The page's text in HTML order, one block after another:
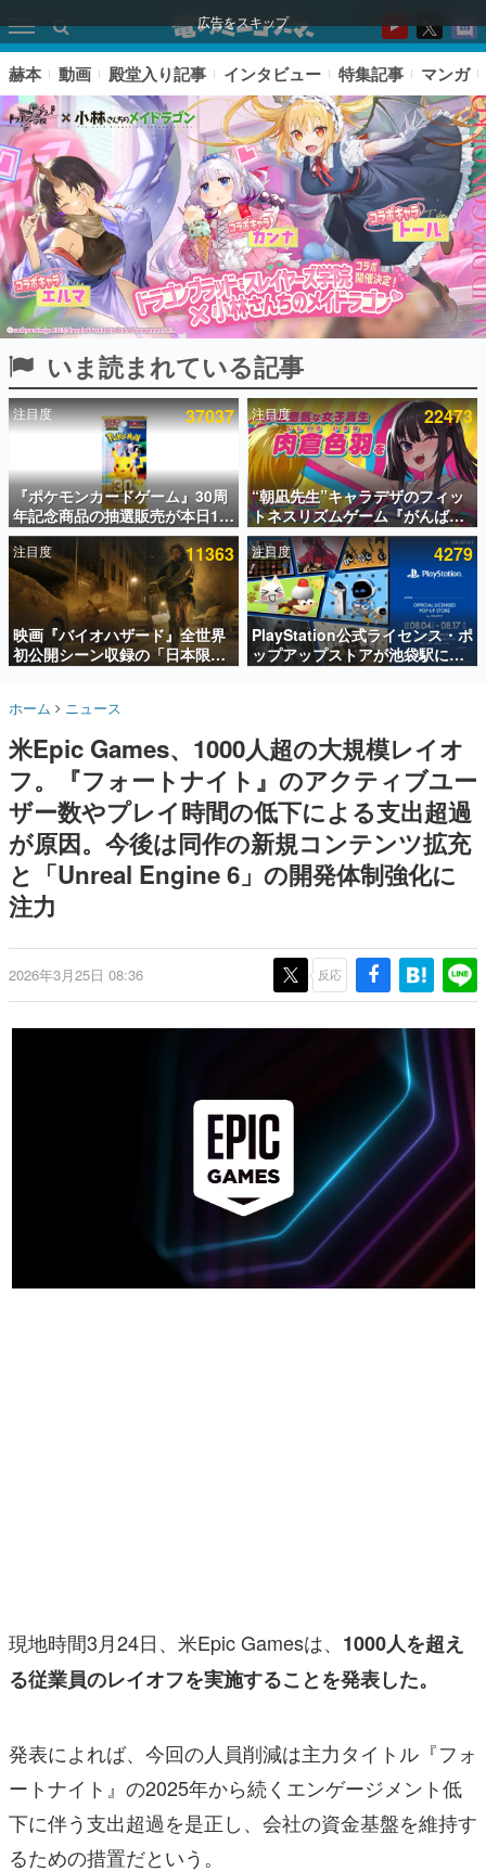
広告をスキップ
ピックアップ
電ファミのいま読まれている記事ランキング
アプリセール情報
インタビュー
連載・特集一覧
殿堂入り記事
SNS拡散数が数千以上！ ページビュー数万以上！ などな
ど。多くの人々に読まれた、電ファミ渾身の“殿堂入り”記
事をまとめました。
名作ゲームクリエイターの方々に製作時のエピソードをお
きます。
赫本
この物語を解いてはいけない。『赫本』は、〈試験問題〉
の形をした短編ホラー小説集です。
新世代に訊く
これからのデジタルゲーム市場を担う若きクリエイター達
ゲーム世代の作家たち
ゲームに多大な影響を受けた作家さんに取材し、ゲームが
日本のコンテンツ産業やカルチャーに与えた影響を探る企
画です。
日本のモバイルゲーム史における主要なトピック・タイト
ルを網羅するほか、開発者へのインタビューや識者による
解説を掲載。約20年の歴史が一望できる決定版！
若ゲのいたり〜ゲームクリエイターの青春〜
『うつヌケ』『ペンと箸』等で知られるマンガ家・田中圭
一先生によるゲーム業界レポートマンガです。
なんでゲームは面白い？
ゲーム開発者・hamatsu氏がゲームの魅力を画面や操作の
具体的な形から解き明かしていく、硬派で骨太な評論連載
その他
電ファミニコゲーマーとは？
赫本 動画 殿堂入り記事 インタビュー 特集記事 マンガ
いま読まれている記事
注目度 37037
『ポケモンカードゲーム』30周
年記念商品の抽選販売が本日12
時より開始。拡張パック「30th
CELEBRATION」のボックス
に、「プレミアムデッキセット
エーフィ・ブラッキー」
「FUTURISTIC BOX」の計3商
品
注目度 22473
“朝凪先生”キャラデザのフィッ
トネスリズムゲーム『がんば
れ！チアリズム』Steamストア
ページが公開。キャラクターの
CVは陽向葵ゅかさん
注目度 11363
映画『バイオハザード』全世界
初公開シーン収録の「日本限
定」予告映像が解禁。バイオの
「ラクーンシティ総合病院」へ
注目度 4279
PlayStation公式ライセンス・ポ
ップアップストアが池袋駅にて
期間限定で開催。夏のアパレル
ホーム ニュース
米Epic Games、1000人超の大規模レイオ
フ。『フォートナイト』のアクティブユー
ザー数やプレイ時間の低下による支出超過
が原因。今後は同作の新規コンテンツ拡充
と「Unreal Engine 6」の開発体制強化に
注力
2026年3月25日 08:36 反応
現地時間3月24日、米Epic Gamesは、 1000人を超え
る従業員のレイオフを実施することを発表した。
発表によれば、今回の人員削減は主力タイトル『フォ
ートナイト』の2025年から続くエンゲージメント低
下に伴う支出超過を是正し、会社の資金基盤を維持す
るための措置だという。